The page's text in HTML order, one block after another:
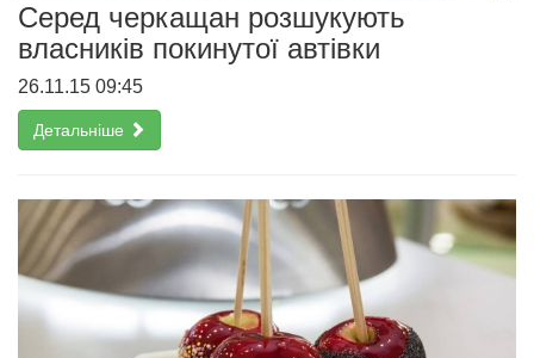
Серед черкащан розшукують
власників покинутої автівки
26.11.15 09:45
Детальніше